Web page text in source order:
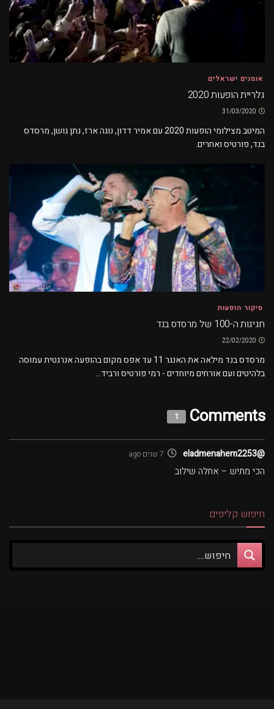
אומנים ישראלים
גלריית הופעות 2020
המיטב מצילומי הופעות 2020 עם אמיר דדון, נוגה ארז, נתן גושן, מרסדס
בנד, פורטיס ואחרים.
סיקור הופעות
חגיגות ה-100 של מרסדס בנד
מרסדס בנד מילאה את האנגר 11 עד אפס מקום בהופעה אנרגטית עמוסה
בלהיטים ועם אורחים מיוחדים - רמי פורטיס ורביד...
Comments
1
@eladmenahem2253 7 שנים ago
הכי מתיש – אחלה שילוב
חיפוש קליפים